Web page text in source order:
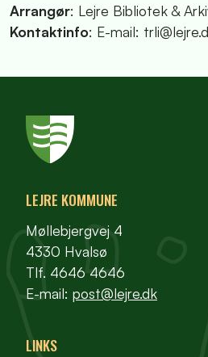
Arrangør: Lejre Bibliotek &
Kontaktinfo: E-mail:
LEJRE KOMMUNE
Møllebjergvej 4
4330 Hvalsø
Tlf. 4646 4646
E-mail: post@lejre.dk
LINKS